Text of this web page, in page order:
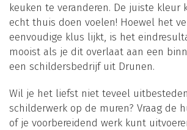
keuken te veranderen. De juiste kleur
echt thuis doen voelen! Hoewel het
eenvoudige klus lijkt, is het
mooist als je dit overlaat aan een
een schildersbedrijf uit Drunen.
Wil je het liefst niet teveel
schilderwerk op de muren? Vraag de
of je voorbereidend werk kunt